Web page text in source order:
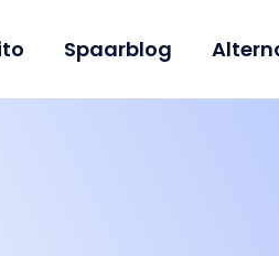
Spaarblog